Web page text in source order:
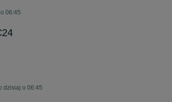
06:45
dzisiaj o 06:45